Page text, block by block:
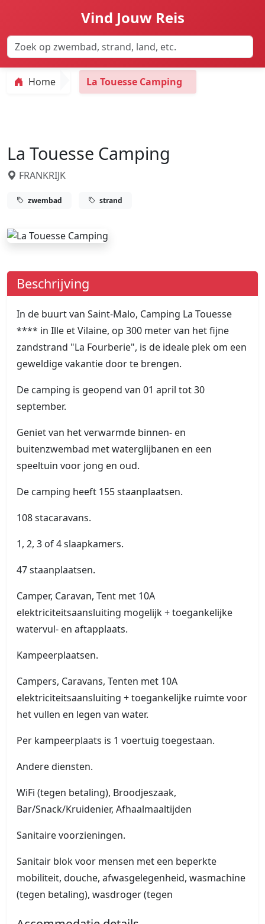
Vind Jouw Reis
Home La Touesse Camping
La Touesse Camping
FRANKRIJK
zwembad strand
Beschrijving
In de buurt van Saint-Malo, Camping La Touesse
**** in Ille et Vilaine, op 300 meter van het fijne
zandstrand "La Fourberie", is de ideale plek om een
geweldige vakantie door te brengen.
De camping is geopend van 01 april tot 30
september.
Geniet van het verwarmde binnen- en
buitenzwembad met waterglijbanen en een
speeltuin voor jong en oud.
De camping heeft 155 staanplaatsen.
108 stacaravans.
1, 2, 3 of 4 slaapkamers.
47 staanplaatsen.
Camper, Caravan, Tent met 10A
elektriciteitsaansluiting mogelijk + toegankelijke
watervul- en aftapplaats.
Kampeerplaatsen.
Campers, Caravans, Tenten met 10A
elektriciteitsaansluiting + toegankelijke ruimte voor
het vullen en legen van water.
Per kampeerplaats is 1 voertuig toegestaan.
Andere diensten.
WiFi (tegen betaling), Broodjeszaak,
Bar/Snack/Kruidenier, Afhaalmaaltijden
Sanitaire voorzieningen.
Sanitair blok voor mensen met een beperkte
mobiliteit, douche, afwasgelegenheid, wasmachine
(tegen betaling), wasdroger (tegen